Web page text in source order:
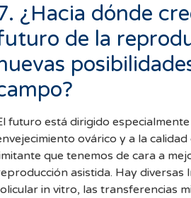
¿Hacia dónde
de la
futuro está dirigido
ovárico y a la
que tenemos de cara a
asistida. Hay diversas
in vitro, las transferencias